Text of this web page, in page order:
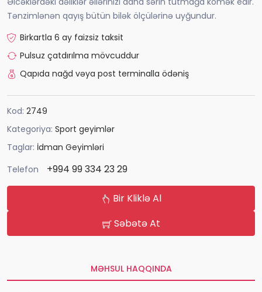
Tənzimlənən qayış bütün bilək ölçülərinə uyğundur.
Birkartla 6 ay faizsiz taksit
Pulsuz çatdırılma mövcuddur
Qapıda nağd vəya post terminalla ödəniş
Kod: 2749
Kategoriya: Sport geyimlər
Taglar: İdman Geyimləri
Telefon
+994 99 334 23 29
Bir Kliklə Al
Səbətə At
MƏHSUL HAQQINDA